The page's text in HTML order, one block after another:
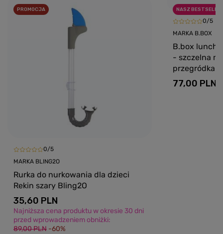
PROMOCJA
0/5
MARKA BLING2O
Rurka do nurkowania dla dzieci
Rekin szary Bling2O
35,60 PLN
Najniższa cena produktu w okresie 30 dni
przed wprowadzeniem obniżki:
89,00 PLN -60%
NASZ
0/5
MARKA B.BOX
B.box
- szczelna
77,00 PLN